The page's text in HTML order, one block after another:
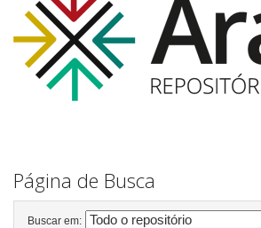
Página de Busca
Buscar em: